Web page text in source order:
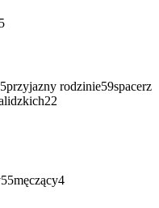
przyjazny rodzinie59spacerz
22
55męczący4